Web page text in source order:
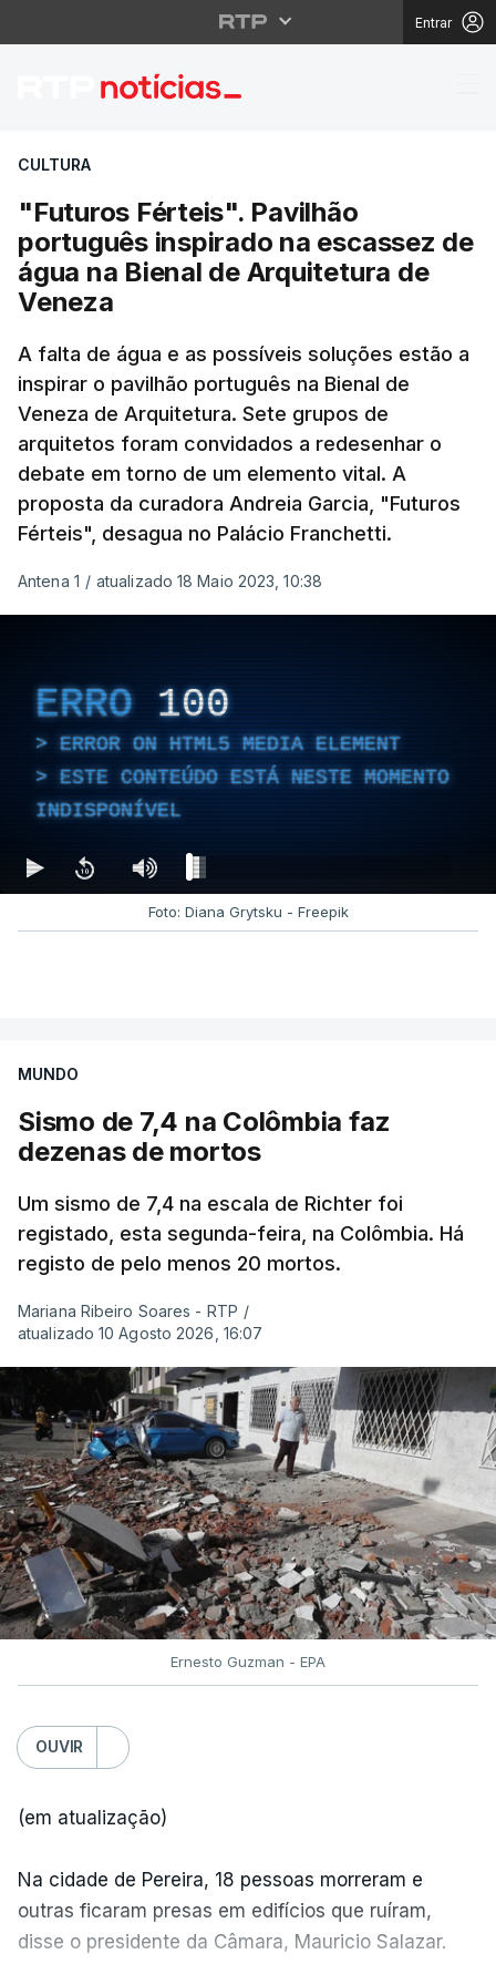
Entrar
"Futuros Férteis".
CULTURA
"Futuros Férteis". Pavilhão
português inspirado na escassez de
água na Bienal de Arquitetura de
Veneza
A falta de água e as possíveis soluções estão a
inspirar o pavilhão português na Bienal de
Veneza de Arquitetura. Sete grupos de
arquitetos foram convidados a redesenhar o
debate em torno de um elemento vital. A
proposta da curadora Andreia Garcia, "Futuros
Férteis", desagua no Palácio Franchetti.
Antena 1 / atualizado 18 Maio 2023, 10:38
ERRO 100
ERROR ON HTML5 MEDIA ELEMENT
ESTE CONTEÚDO ESTÁ NESTE MOMENTO
INDISPONÍVEL
Foto: Diana Grytsku - Freepik
MUNDO
Sismo de 7,4 na Colômbia faz
dezenas de mortos
Um sismo de 7,4 na escala de Richter foi
registado, esta segunda-feira, na Colômbia. Há
registo de pelo menos 20 mortos.
Mariana Ribeiro Soares - RTP /
atualizado 10 Agosto 2026, 16:07
Ernesto Guzman - EPA
OUVIR
(em atualização)
Na cidade de Pereira, 18 pessoas morreram e
outras ficaram presas em edifícios que ruíram,
disse o presidente da Câmara, Mauricio Salazar.